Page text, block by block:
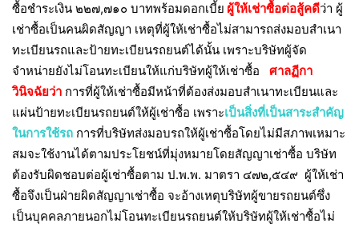
ซื้อชำระเงิน ๒๒๗,๗๑๐ บาทพร้อมดอกเบี้ย ผู้ให้เช่าซื้อต่อสู้คดีว่า ผู้
เช่าซื้อเป็นคนผิดสัญญา เหตุที่ผู้ให้เช่าซื้อไม่สามารถส่งมอบสำเนา
ทะเบียนรถและป้ายทะเบียนรถยนต์ได้นั้น เพราะบริษัทผู้จัด
จำหน่ายยังไม่โอนทะเบียนให้แก่บริษัทผู้ให้เช่าซื้อ
ศาลฏีกา
วินิจฉัยว่า การที่ผู้ให้เช่าซื้อมีหน้าที่ต้องส่งมอบสำเนาทะเบียนและ
แผ่นป้ายทะเบียนรถยนต์ให้ผู้เช่าซื้อ เพราะเป็นสิ่งที่เป็นสาระสำคัญ
ในการใช้รถ การที่บริษัทส่งมอบรถให้ผู้เช่าซื้อโดยไม่มีสภาพเหมาะ
สมจะใช้งานได้ตามประโยชน์ที่มุ่งหมายโดยสัญญาเช่าซื้อ บริษัท
ต้องรับผิดชอบต่อผู้เช่าซื้อตาม ป.พ.พ. มาตรา ๔๗๒,๕๔๙ ผู้ให้เช่า
ซื้อจึงเป็นฝ่ายผิดสัญญาเช่าซื้อ จะอ้างเหตุบริษัทผู้ขายรถยนต์ซึ่ง
เป็นบุคคลภายนอกไม่โอนทะเบียนรถยนต์ให้บริษัทผู้ให้เช่าซื้อไม่